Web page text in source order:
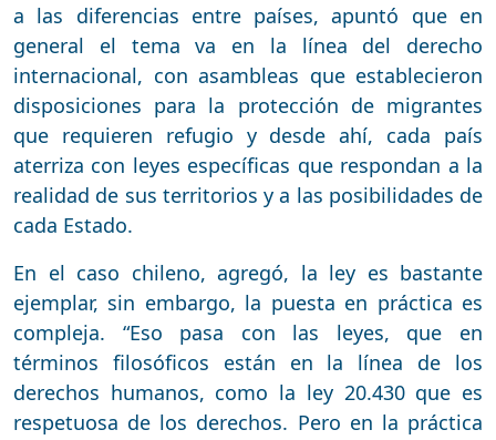
a las diferencias entre países, apuntó que en
general el tema va en la línea del derecho
internacional, con asambleas que establecieron
disposiciones para la protección de migrantes
que requieren refugio y desde ahí, cada país
aterriza con leyes específicas que respondan a la
realidad de sus territorios y a las posibilidades de
cada Estado.
En el caso chileno, agregó, la ley es bastante
ejemplar, sin embargo, la puesta en práctica es
compleja. “Eso pasa con las leyes, que en
términos filosóficos están en la línea de los
derechos humanos, como la ley 20.430 que es
respetuosa de los derechos. Pero en la práctica